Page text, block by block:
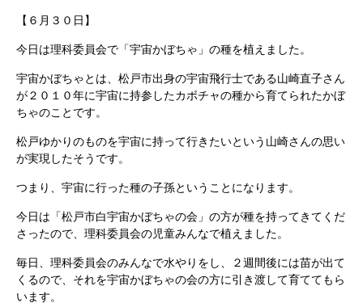
【６月３０日】
今日は理科委員会で「宇宙かぼちゃ」の種を植えました。
宇宙かぼちゃとは、松戸市出身の宇宙飛行士である山崎直子さん
が２０１０年に宇宙に持参したカボチャの種から育てられたかぼ
ちゃのことです。
松戸ゆかりのものを宇宙に持って行きたいという山崎さんの思い
が実現したそうです。
つまり、宇宙に行った種の子孫ということになります。
今日は「松戸市白宇宙かぼちゃの会」の方が種を持ってきてくだ
さったので、理科委員会の児童みんなで植えました。
毎日、理科委員会のみんなで水やりをし、２週間後には苗が出て
くるので、それを宇宙かぼちゃの会の方に引き渡して育ててもら
います。